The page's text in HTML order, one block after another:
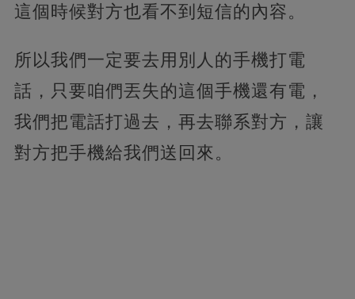
這個時候對方也看不到短信的內容。
所以我們一定要去用別人的手機打電
話，只要咱們丟失的這個手機還有電，
我們把電話打過去，再去聯系對方，讓
對方把手機給我們送回來。